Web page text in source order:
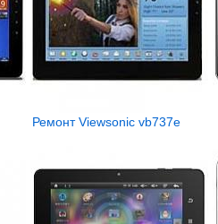
Ремонт Viewsonic vb737e